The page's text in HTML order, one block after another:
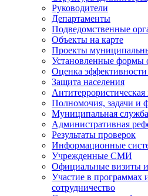
Руководители
Департаменты
Подведомственные
Объекты на карте
Проекты
Установленные формы
Оценка эффективности
Защита населения
Полномочия, задачи и
Муниципальная служба
Административная
Результаты проверок
Информационные
Учрежденные СМИ
Официальные визиты и
Участие в программах
сотрудничество